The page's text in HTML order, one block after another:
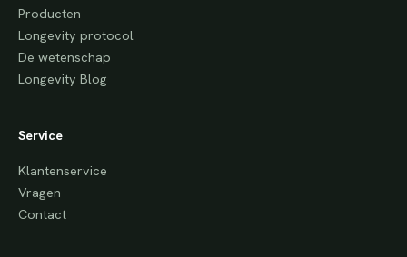
Producten
Longevity protocol
De wetenschap
Longevity Blog
Service
Klantenservice
Vragen
Contact